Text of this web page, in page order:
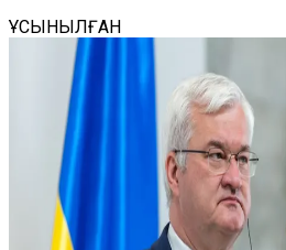
ҰСЫНЫЛҒАН